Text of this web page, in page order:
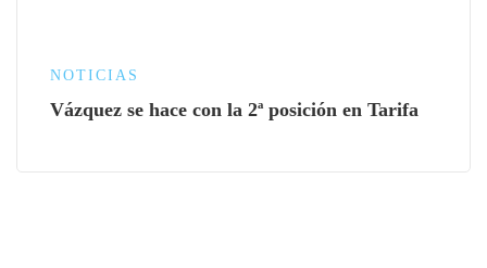
NOTICIAS
Vázquez se hace con la 2ª posición en Tarifa